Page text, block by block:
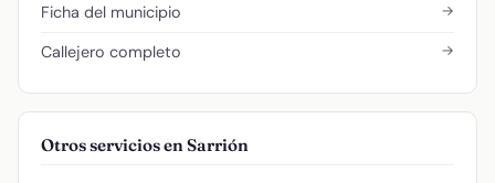
Ficha del municipio →
Callejero completo →
Otros servicios en Sarrión